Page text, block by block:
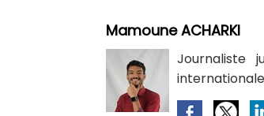
Mamoune ACHARKI
Journaliste